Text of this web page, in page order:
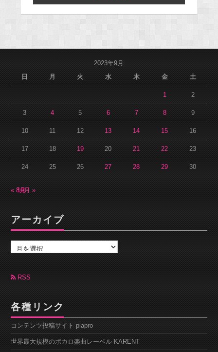
2023年9月
日
月 火 水 木 金 土
1 2
3 4 5 6 7 8 9
10 11 12 13 14 15 16
17 18 19 20 21 22 23
24 25 26 27 28 29 30
« 8月
10月 »
アーカイブ
カ
ブ RSS
各種リンク
コンテンツ投稿サイト piapro
世界最大規模のボカロ楽曲レーベル KARENT